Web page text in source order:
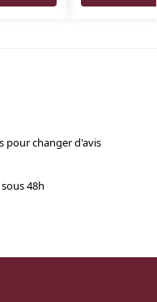
pour changer d'avis
48h